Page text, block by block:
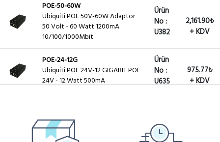
POE-50-60W
Ubiquiti POE 50V-60W Adaptor
50 Volt - 60 Watt 1200mA
10/100/1000Mbit
Ürün
No :
U382
2,161.90₺
+ KDV
POE-24-12G
Ubiquiti POE 24V-12 GIGABIT POE
24V - 12 Watt 500mA
Ürün
No :
U635
975.77₺
+ KDV
Winet Adaptör 24V 2A 48Watt
U361